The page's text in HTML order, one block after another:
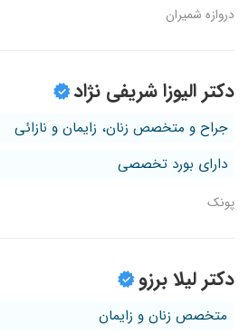
دروازه شمیران
دکتر الیوزا شریفی نژاد
جراح و متخصص زنان، زایمان و نازائی
دارای بورد تخصصی
پونک
دکتر لیلا برزو
متخصص زنان و زایمان